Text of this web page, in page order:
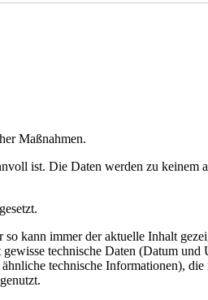
Maßnahmen.
ist. Die Daten werden zu keinem
kann immer der aktuelle Inhalt
technische Daten (Datum und
technische Informationen),